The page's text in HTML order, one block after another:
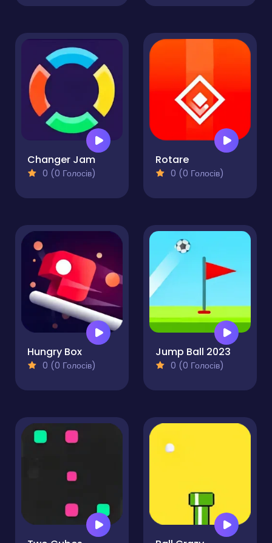
Changer Jam
0 (0 Голосів)
Rotare
0 (0 Голосів)
Hungry Box
0 (0 Голосів)
Jump Ball 2023
0 (0 Голосів)